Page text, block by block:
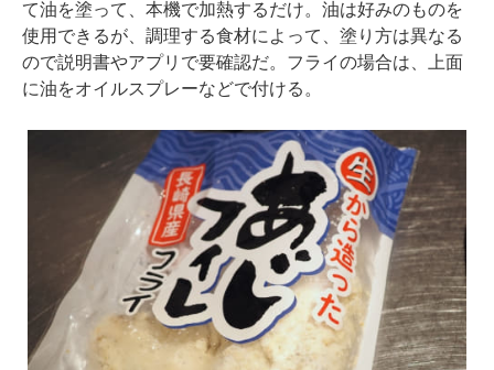
て油を塗って、本機で加熱するだけ。油は好みのものを
使用できるが、調理する食材によって、塗り方は異なる
ので説明書やアプリで要確認だ。フライの場合は、上面
に油をオイルスプレーなどで付ける。